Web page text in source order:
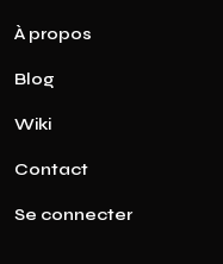
À propos
Blog
Wiki
Contact
Se connecter